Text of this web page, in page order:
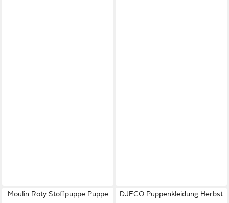
Moulin Roty Stoffpuppe Puppe
DJECO Puppenkleidung Herbst